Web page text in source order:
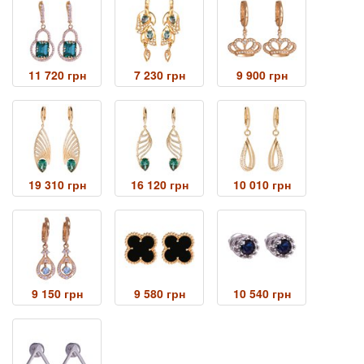
11 720 грн 7 230 грн 9 900 грн
19 310 грн 16 120 грн 10 010 грн
9 150 грн 9 580 грн 10 540 грн